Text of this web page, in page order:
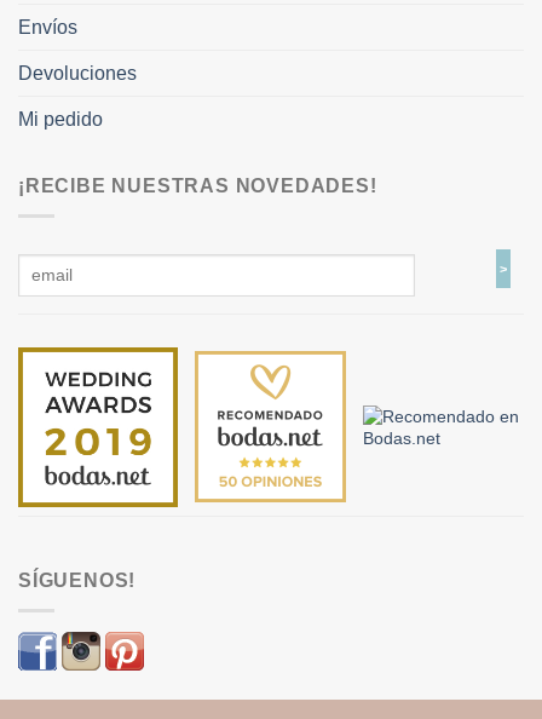
Envíos
Devoluciones
Mi pedido
¡RECIBE NUESTRAS NOVEDADES!
SÍGUENOS!